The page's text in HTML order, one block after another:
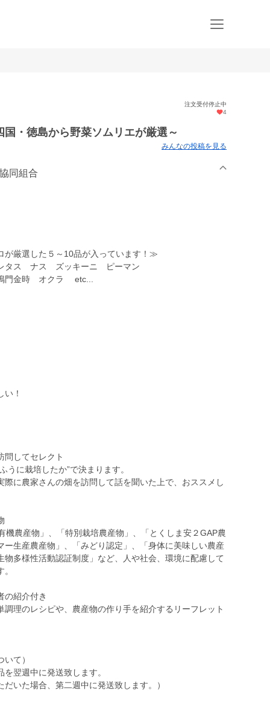
注文受付停止中
4
・徳島から野菜ソムリエが厳選～
みんなの投稿を見る
同組合
厳選した５～10品が入っています！≫
タス ナス ズッキーニ ピーマン
門金時 オクラ etc...
！
してセレクト
うに栽培したか”で決まります。
に農家さんの畑を訪問して話を聞いた上で、おススメし
機農産物」、「特別栽培農産物」、「とくしま安２GAP農
生産農産物」、「みどり認定」、「身体に美味しい農産
多様性活動認証制度」など、人や社会、環境に配慮して
の紹介付き
理のレシピや、農産物の作り手を紹介するリーフレット
て）
翌週中に発送致します。
いた場合、第二週中に発送致します。）